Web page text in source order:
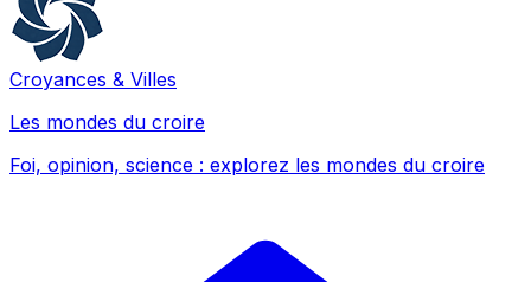
Croyances & Villes
Les mondes du croire
Foi, opinion, science : explorez les mondes du croire